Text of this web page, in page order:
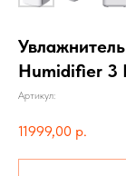
Humidifier 3
Артикул:
11999,00 р.